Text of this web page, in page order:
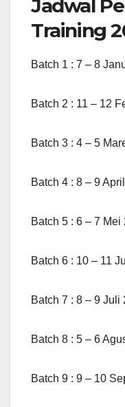
Jadwal
Training
Batch 1 : 7 – 8
Batch 2 : 11 – 12
Batch 3 : 4 – 5
Batch 4 : 8 – 9
Batch 5 : 6 – 7 Mei
Batch 6 : 10 – 11
Batch 7 : 8 – 9 Juli
Batch 8 : 5 – 6
Batch 9 : 9 – 10